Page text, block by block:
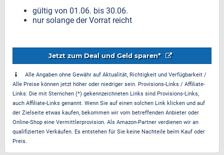
gültig von 01.06. bis 30.06.
nur solange der Vorrat reicht
Jetzt zum Deal und Geld sparen*
Alle Angaben ohne Gewähr auf Aktualität, Richtigkeit und Verfügbarkeit /
Alle Preise können jetzt höher oder niedriger sein. Provisions-Links / Affiliate-
Links: Die mit Sternchen (*) gekennzeichneten Links sind Provisions-Links,
auch Affiliate-Links genannt. Wenn Sie auf einen solchen Link klicken und auf
der Zielseite etwas kaufen, bekommen wir vom betreffenden Anbieter oder
Online-Shop eine Vermittlerprovision. Als Amazon-Partner verdienen wir an
qualifizierten Verkäufen. Es entstehen für Sie keine Nachteile beim Kauf oder
Preis.